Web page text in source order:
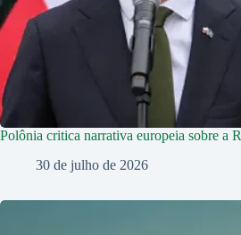
Polônia critica narrativa europeia sobre a
30 de julho de 2026